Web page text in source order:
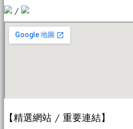
/
【精選網站 / 重要連結】